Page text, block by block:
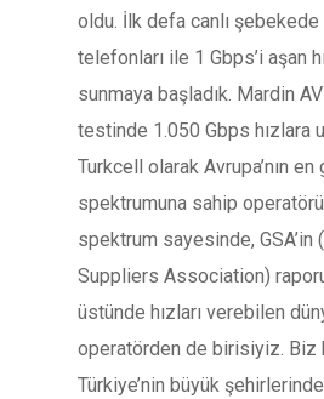
oldu. İlk defa canlı
telefonları ile 1 Gbps’i aşan
sunmaya başladık. Mardin
testinde 1.050 Gbps hızlara
Turkcell olarak Avrupa’nın en
spektrumuna sahip
spektrum sayesinde, GSA’in
Suppliers Association)
üstünde hızları verebilen
operatörden de birisiyiz. Biz
Türkiye’nin büyük